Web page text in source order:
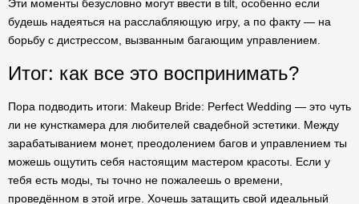
Эти моменты безусловно могут ввести в tilt, особенно если
будешь надеяться на расслабляющую игру, а по факту — на
борьбу с дистрессом, вызванным багающим управлением.
Итог: как все это воспринимать?
Пора подводить итоги: Makeup Bride: Perfect Wedding — это чуть
ли не кунсткамера для любителей свадебной эстетики. Между
зарабатыванием монет, преодолением багов и управлением ты
можешь ощутить себя настоящим мастером красоты. Если у
тебя есть моды, ты точно не пожалеешь о времени,
проведённом в этой игре. Хочешь затащить свой идеальный